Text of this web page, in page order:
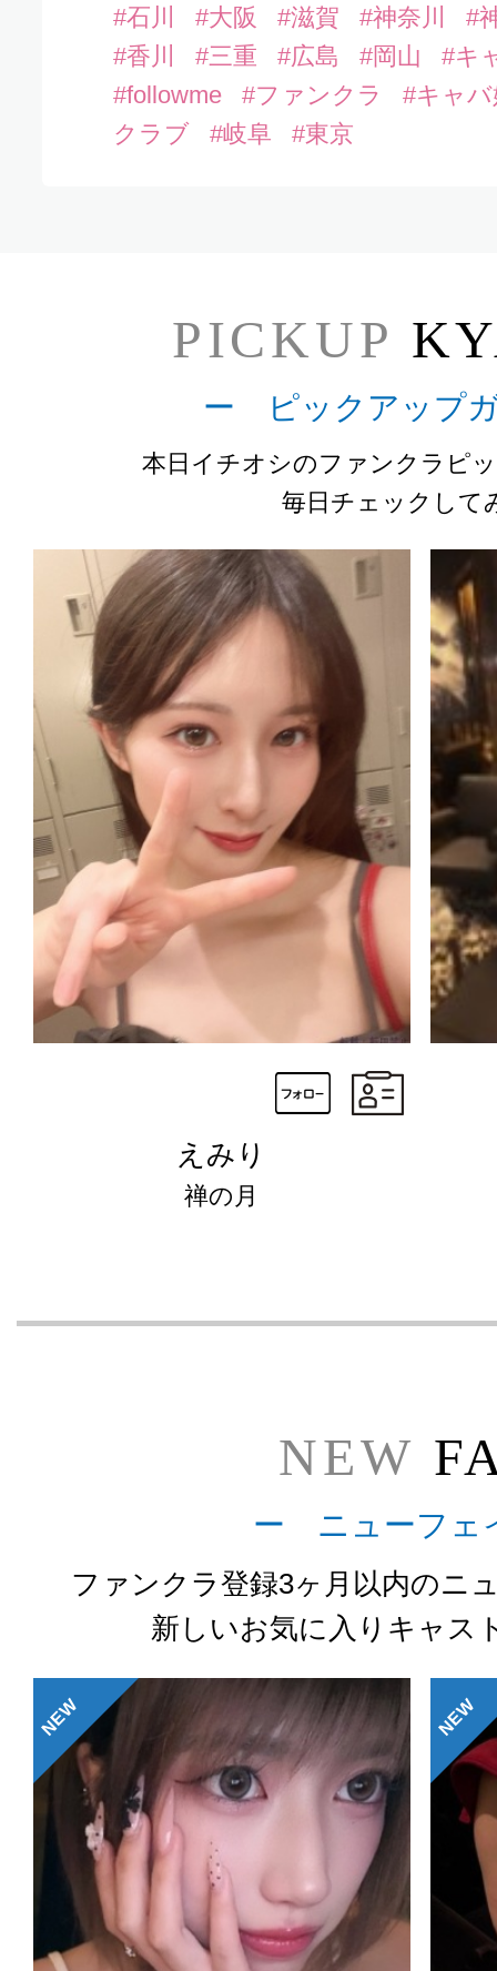
#石川 #大阪 #滋賀 #神奈川
#
#香川
#三重 #広島 #岡山
#キ
#followme
#ファンクラ
#キャ
クラブ
#岐阜 #東京
PICKUP
ー ピックアップ
本日イチオシのファンクラピ
毎日チェックして
えみり
禅の月
NEW
ー ニューフ
ファンクラ登録3ヶ月以内のニ
新しいお気に入りキャス
NEW NEW